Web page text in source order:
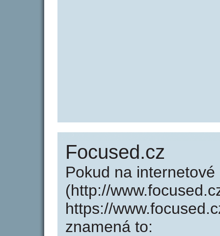
Focused.cz
Pokud na
(http://
https://
znamená to: